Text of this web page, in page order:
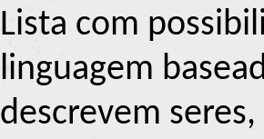
Lista com
linguagem
descrevem